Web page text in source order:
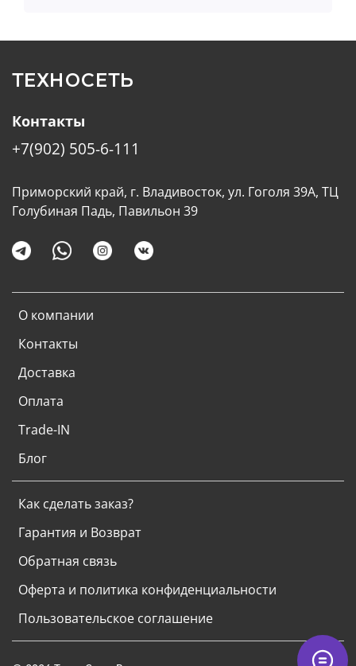
ТЕХНОСЕТЬ
О компании
Контакты
Доставка
Оплата
Trade-IN
Блог
Как сделать заказ?
Гарантия и Возврат
Обратная связь
Оферта и политика конфиденциальности
Пользовательское соглашение
Контакты
+7(902) 505-6-111
Приморский край, г. Владивосток, ул. Гоголя 39А, ТЦ
Голубиная Падь, Павильон 39